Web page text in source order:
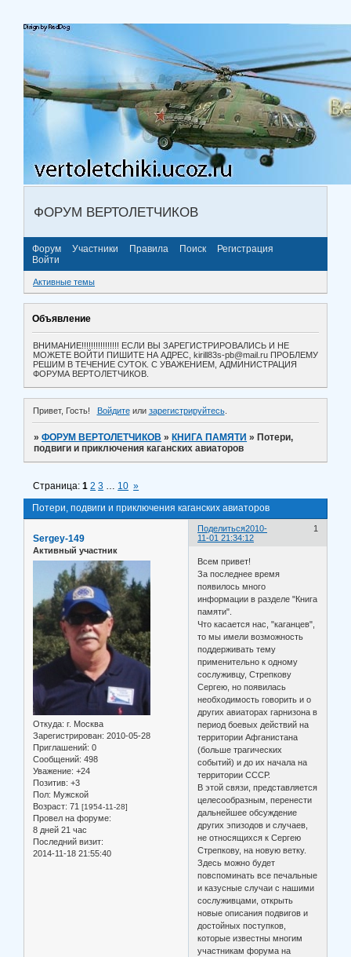
ФОРУМ ВЕРТОЛЕТЧИКОВ
Форум Участники Правила Поиск
Регистрация
Войти
Активные темы
Объявление
ВНИМАНИЕ!!!!!!!!!!!!!!!! ЕСЛИ ВЫ ЗАРЕГИСТРИРОВАЛИСЬ И НЕ
МОЖЕТЕ ВОЙТИ ПИШИТЕ НА АДРЕС, kirill83s-pb@mail.ru ПРОБЛЕМУ
РЕШИМ В ТЕЧЕНИЕ СУТОК. С УВАЖЕНИЕМ, АДМИНИСТРАЦИЯ
ФОРУМА ВЕРТОЛЕТЧИКОВ.
Привет, Гость! Войдитеили зарегистрируйтесь.
»ФОРУМ ВЕРТОЛЕТЧИКОВ » КНИГА ПАМЯТИ » Потери,
подвиги и приключения каганских авиаторов
Потери, подвиги и приключения каганских авиаторов
Страница:1 2 3 … 10 »
Поделиться 1
2010-
11-01 21:34:12
Sergey-149
Активный участник
Откуда: г. Москва
Зарегистрирован: 2010-05-28
Приглашений: 0
Сообщений: 498
Уважение: +24
Позитив: +3
Пол: Мужской
Возраст: 71 [1954-11-28]
Провел на форуме:
8 дней 21 час
Последний визит:
2014-11-18 21:55:40
Всем привет!
За последнее время
появилось много
информации в разделе "Книга
памяти".
Что касается нас, "каганцев",
то мы имели возможность
поддерживать тему
применительно к одному
сослуживцу, Стрепкову
Сергею, но появилась
необходимость говорить и о
других авиаторах гарнизона в
период боевых действий на
территории Афганистана
(больше трагических
событий) и до их начала на
территории СССР.
В этой связи, представляется
целесообразным, перенести
дальнейшее обсуждение
других эпизодов и случаев,
не относящихся к Сергею
Стрепкову, на новую ветку.
Здесь можно будет
повспоминать все печальные
и казусные случаи с нашими
сослуживцами, открыть
новые описания подвигов и
достойных поступков,
которые известны многим
участникам форума на